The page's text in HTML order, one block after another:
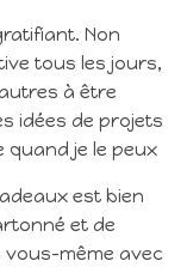
Non
tous les jours,
autres à être
idées de projets
quand je le peux
est bien
et de
vous-même avec